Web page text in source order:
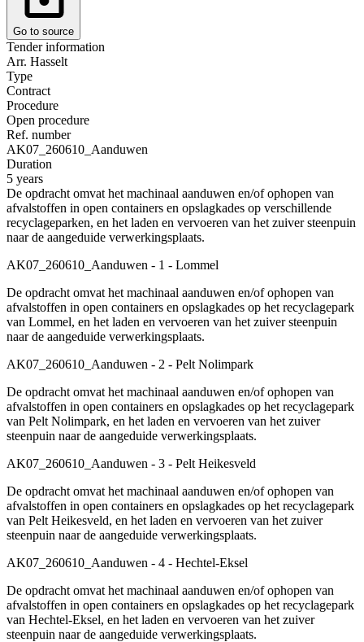
Go to source
Tender information
Arr. Hasselt
Type
Contract
Procedure
Open procedure
Ref. number
AK07_260610_Aanduwen
Duration
5 years
De opdracht omvat het machinaal aanduwen en/of ophopen van
afvalstoffen in open containers en opslagkades op verschillende
recyclageparken, en het laden en vervoeren van het zuiver steenpuin
naar de aangeduide verwerkingsplaats.
AK07_260610_Aanduwen - 1 - Lommel
De opdracht omvat het machinaal aanduwen en/of ophopen van
afvalstoffen in open containers en opslagkades op het recyclagepark
van Lommel, en het laden en vervoeren van het zuiver steenpuin
naar de aangeduide verwerkingsplaats.
AK07_260610_Aanduwen - 2 - Pelt Nolimpark
De opdracht omvat het machinaal aanduwen en/of ophopen van
afvalstoffen in open containers en opslagkades op het recyclagepark
van Pelt Nolimpark, en het laden en vervoeren van het zuiver
steenpuin naar de aangeduide verwerkingsplaats.
AK07_260610_Aanduwen - 3 - Pelt Heikesveld
De opdracht omvat het machinaal aanduwen en/of ophopen van
afvalstoffen in open containers en opslagkades op het recyclagepark
van Pelt Heikesveld, en het laden en vervoeren van het zuiver
steenpuin naar de aangeduide verwerkingsplaats.
AK07_260610_Aanduwen - 4 - Hechtel-Eksel
De opdracht omvat het machinaal aanduwen en/of ophopen van
afvalstoffen in open containers en opslagkades op het recyclagepark
van Hechtel-Eksel, en het laden en vervoeren van het zuiver
steenpuin naar de aangeduide verwerkingsplaats.